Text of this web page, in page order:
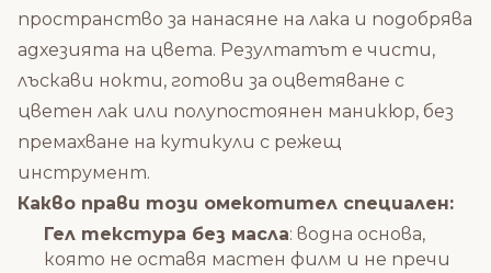
пространство за нанасяне на лака и подобрява
адхезията на цвета. Резултатът е чисти,
лъскави нокти, готови за оцветяване с
цветен лак или полупостоянен маникюр, без
премахване на кутикули с режещ
инструмент.
Какво прави този омекотител специален:
Гел текстура без масла: водна основа,
която не оставя мастен филм и не пречи